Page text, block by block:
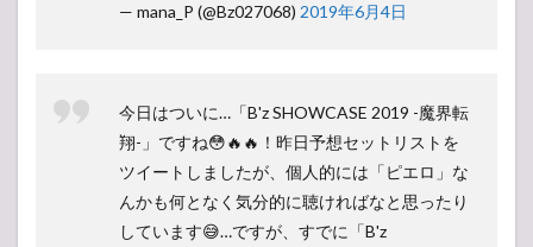
— mana_P (@Bz027068) 2019年6月4日
今日はついに…「B'z SHOWCASE 2019 -魔界転
翔-」ですね😳🔥🔥！昨日予想セットリストを
ツイートしましたが、個人的には「ピエロ」な
んかも何となく気分的に聴ければなと思ったり
しています😅…ですが、すでに「B'z